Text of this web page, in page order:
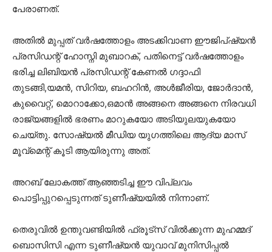
പേരാണത്.
അതിൽ മുപ്പത് വർഷത്തോളം അടക്കിവാണ ഈജിപ്ഷ്യൻ
പ്രസിഡന്റ് ഹോസ്നി മുബാറക്, പതിനെട്ട് വർഷത്തോളം
ഭരിച്ച ലിബിയൻ പ്രസിഡന്റ് കേണൽ ഗദ്ദാഫി
തുടങ്ങി,യമൻ, സിറിയ, ബഹറിൻ, അൾജീരിയ, ജോർദാൻ,
കുവൈറ്റ്, മൊറാക്കോ,ഒമാൻ അങ്ങനെ അങ്ങനെ നിരവധി
രാജ്യങ്ങളിൽ ഭരണം മാറുകയോ അടിയുലയുകയോ
ചെയ്തു. സോഷ്യൽ മീഡിയ യുഗത്തിലെ ആദ്യ മാസ്
മൂവ്മെന്റ് കൂടി ആയിരുന്നു അത്.
അറബ് ലോകത്ത് ആഞ്ഞടിച്ച ഈ വിപ്ലവം
പൊട്ടിപ്പുറപ്പെടുന്നത് ടുണീഷ്യയിൽ നിന്നാണ്.
തെരുവിൽ ഉന്തുവണ്ടിയിൽ ഫ്രൂട്സ് വിൽക്കുന്ന മുഹമ്മദ്
ബൊസിസി എന്ന ടുണീഷ്യൻ യുവാവ് മുനിസിപ്പൽ